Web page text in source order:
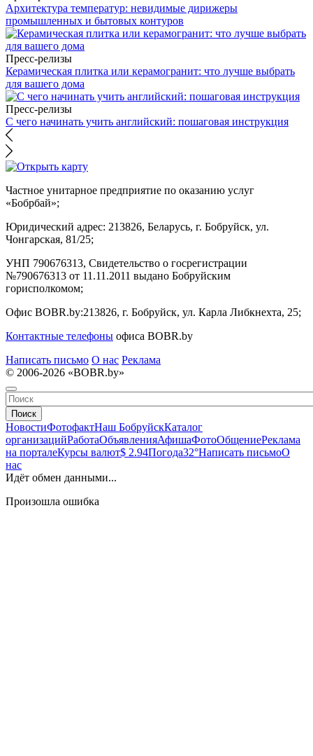
Архитектура температур: невидимые дирижеры
промышленных и бытовых контуров
Пресс-релизы
Керамическая плитка или керамогранит: что лучше выбрать
для вашего дома
Пресс-релизы
С чего начинать учить английский: пошаговая инструкция
Частное унитарное предприятие по оказанию услуг
«Бобрбай»;
Юридический адрес: 213826, Беларусь, г. Бобруйск, ул.
Чонгарская, 81/25;
УНП 790676313, Свидетельство о госрегистрации
№790676313 от 11.11.2011 выдано Бобруйским
горисполкомом;
Офис BOBR.by:213826, г. Бобруйск, ул. Карла Либкнехта, 25;
Контактные телефоны офиса BOBR.by
Написать письмо О нас Реклама
© 2006-2026 «BOBR.by»
Поиск
НовостиФотофактНаш БобруйскКаталог
организацийРаботаОбъявленияАфишаФотоОбщениеРеклама
на порталеКурсы валют$ 2.94Погода32°Написать письмоО
нас
Идёт обмен данными...
Произошла ошибка